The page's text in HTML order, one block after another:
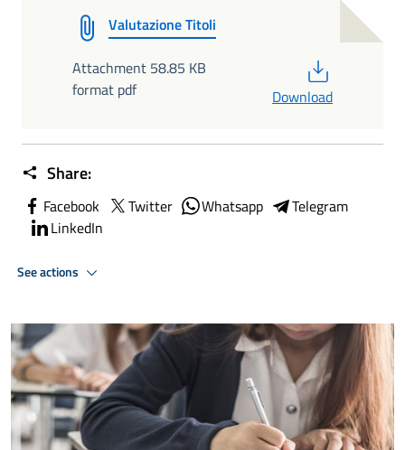
Valutazione Titoli
Attachment 58.85 KB
format pdf
Download
Share:
Facebook Twitter Whatsapp
Telegram
LinkedIn
See actions